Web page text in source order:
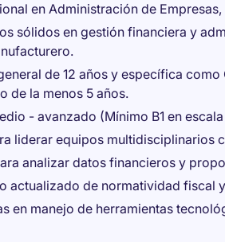
en Administración de
sólidos en gestión financiera y
de 12 años y específica
de la menos 5 años.
- avanzado (Mínimo B1 en
liderar equipos multidisciplinarios
analizar datos financieros y
actualizado de normatividad fiscal
en manejo de herramientas